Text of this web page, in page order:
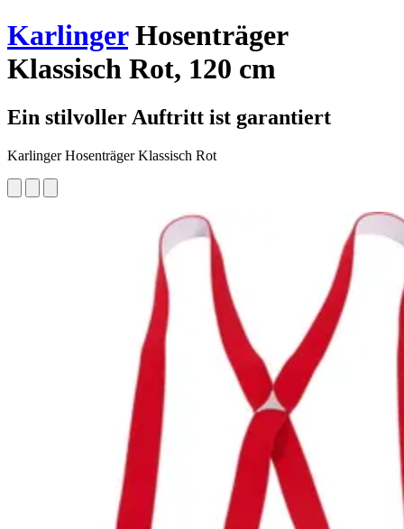
KarlingerHosenträger
Klassisch Rot, 120 cm
Ein stilvoller Auftritt ist garantiert
Karlinger Hosenträger Klassisch Rot